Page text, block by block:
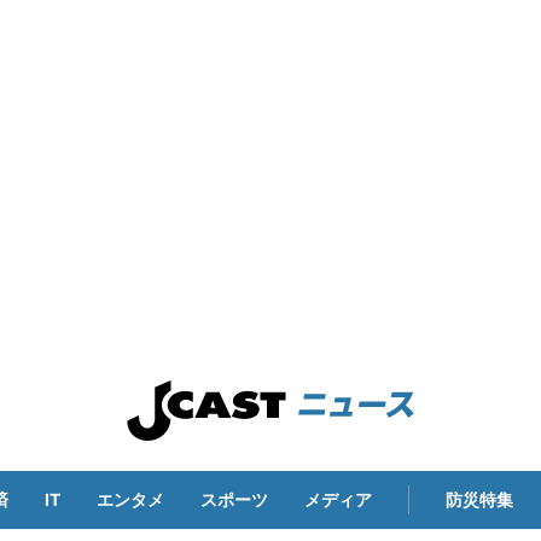
IT エンタメ スポーツ メディア 防災特集